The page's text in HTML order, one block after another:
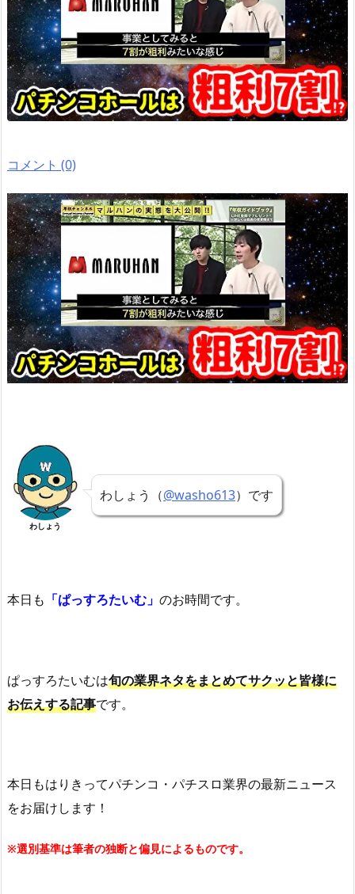
コメント (0)
わしょう
わしょう（@washo613）です
本日も 「ぱっすろたいむ」 のお時間です。
ぱっすろたいむは旬の業界ネタをまとめてサクッと皆様に
お伝えする記事です。
本日もはりきってパチンコ・パチスロ業界の最新ニュース
をお届けします！
※選別基準は筆者の独断と偏見によるものです。